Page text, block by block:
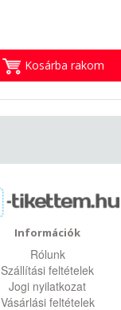
Kosárba rakom
Információk
Rólunk
Szállítási feltételek
Jogi nyilatkozat
Vásárlási feltételek